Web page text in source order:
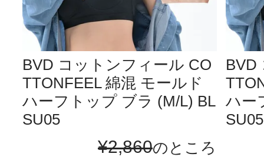
BVD コットンフィール CO
TTONFEEL 綿混 モールド
ハーフトップ ブラ (M/L) BL
SU05
¥2,860のところ
BVD
ハー